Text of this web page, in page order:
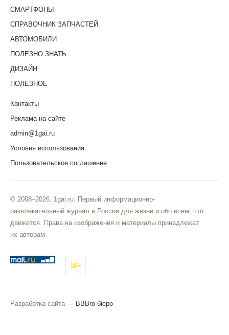
СМАРТФОНЫ
СПРАВОЧНИК ЗАПЧАСТЕЙ
АВТОМОБИЛИ
ПОЛЕЗНО ЗНАТЬ
ДИЗАЙН
ПОЛЕЗНОЕ
Контакты
Реклама на сайте
admin@1gai.ru
Условия использования
Пользовательское соглашение
© 2008–2026. 1gai.ru. Первый информационно-
развлекательный журнал в России для жизни и обо всем, что
движется. Права на изображения и материалы принадлежат
их авторам.
16+
Разработка сайта — BBBro бюро